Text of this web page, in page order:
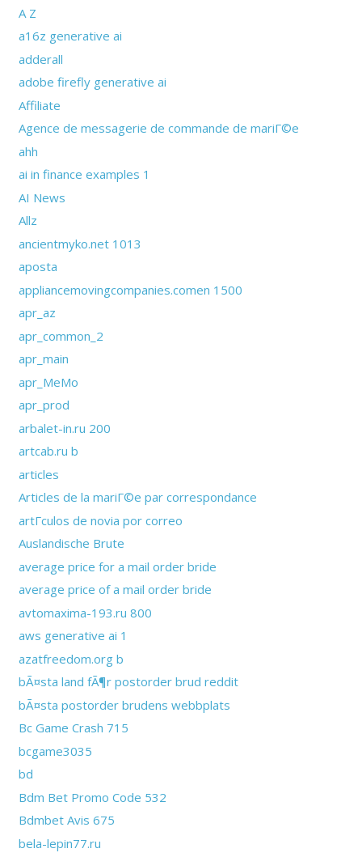
A Z
a16z generative ai
adderall
adobe firefly generative ai
Affiliate
Agence de messagerie de commande de mariГ©e
ahh
ai in finance examples 1
AI News
Allz
ancientmyko.net 1013
aposta
appliancemovingcompanies.comen 1500
apr_az
apr_common_2
apr_main
apr_MeMo
apr_prod
arbalet-in.ru 200
artcab.ru b
articles
Articles de la mariГ©e par correspondance
artГ­culos de novia por correo
Auslandische Brute
average price for a mail order bride
average price of a mail order bride
avtomaxima-193.ru 800
aws generative ai 1
azatfreedom.org b
bÃ¤sta land fÃ¶r postorder brud reddit
bÃ¤sta postorder brudens webbplats
Bc Game Crash 715
bcgame3035
bd
Bdm Bet Promo Code 532
Bdmbet Avis 675
bela-lepin77.ru